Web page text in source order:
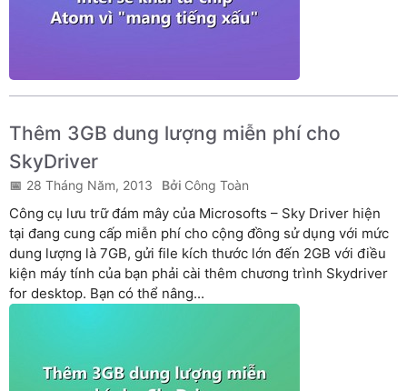
Thêm 3GB dung lượng miễn phí cho
SkyDriver
28 Tháng Năm, 2013 Công Toàn
Công cụ lưu trữ đám mây của Microsofts – Sky Driver hiện
tại đang cung cấp miễn phí cho cộng đồng sử dụng với mức
dung lượng là 7GB, gửi file kích thước lớn đến 2GB với điều
kiện máy tính của bạn phải cài thêm chương trình Skydriver
for desktop. Bạn có thể nâng...